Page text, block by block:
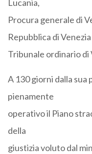
Lucania,
Procura generale di
Repubblica di Venezia
Tribunale ordinario di
A 130 giorni dalla sua
pienamente
operativo il Piano
della
giustizia voluto dal